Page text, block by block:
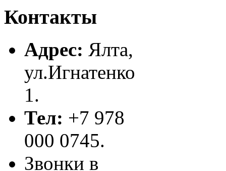
Контакты
Адрес: Ялта,
ул.Игнатенко
1.
Тел: +7 978
000 0745.
Звонки в